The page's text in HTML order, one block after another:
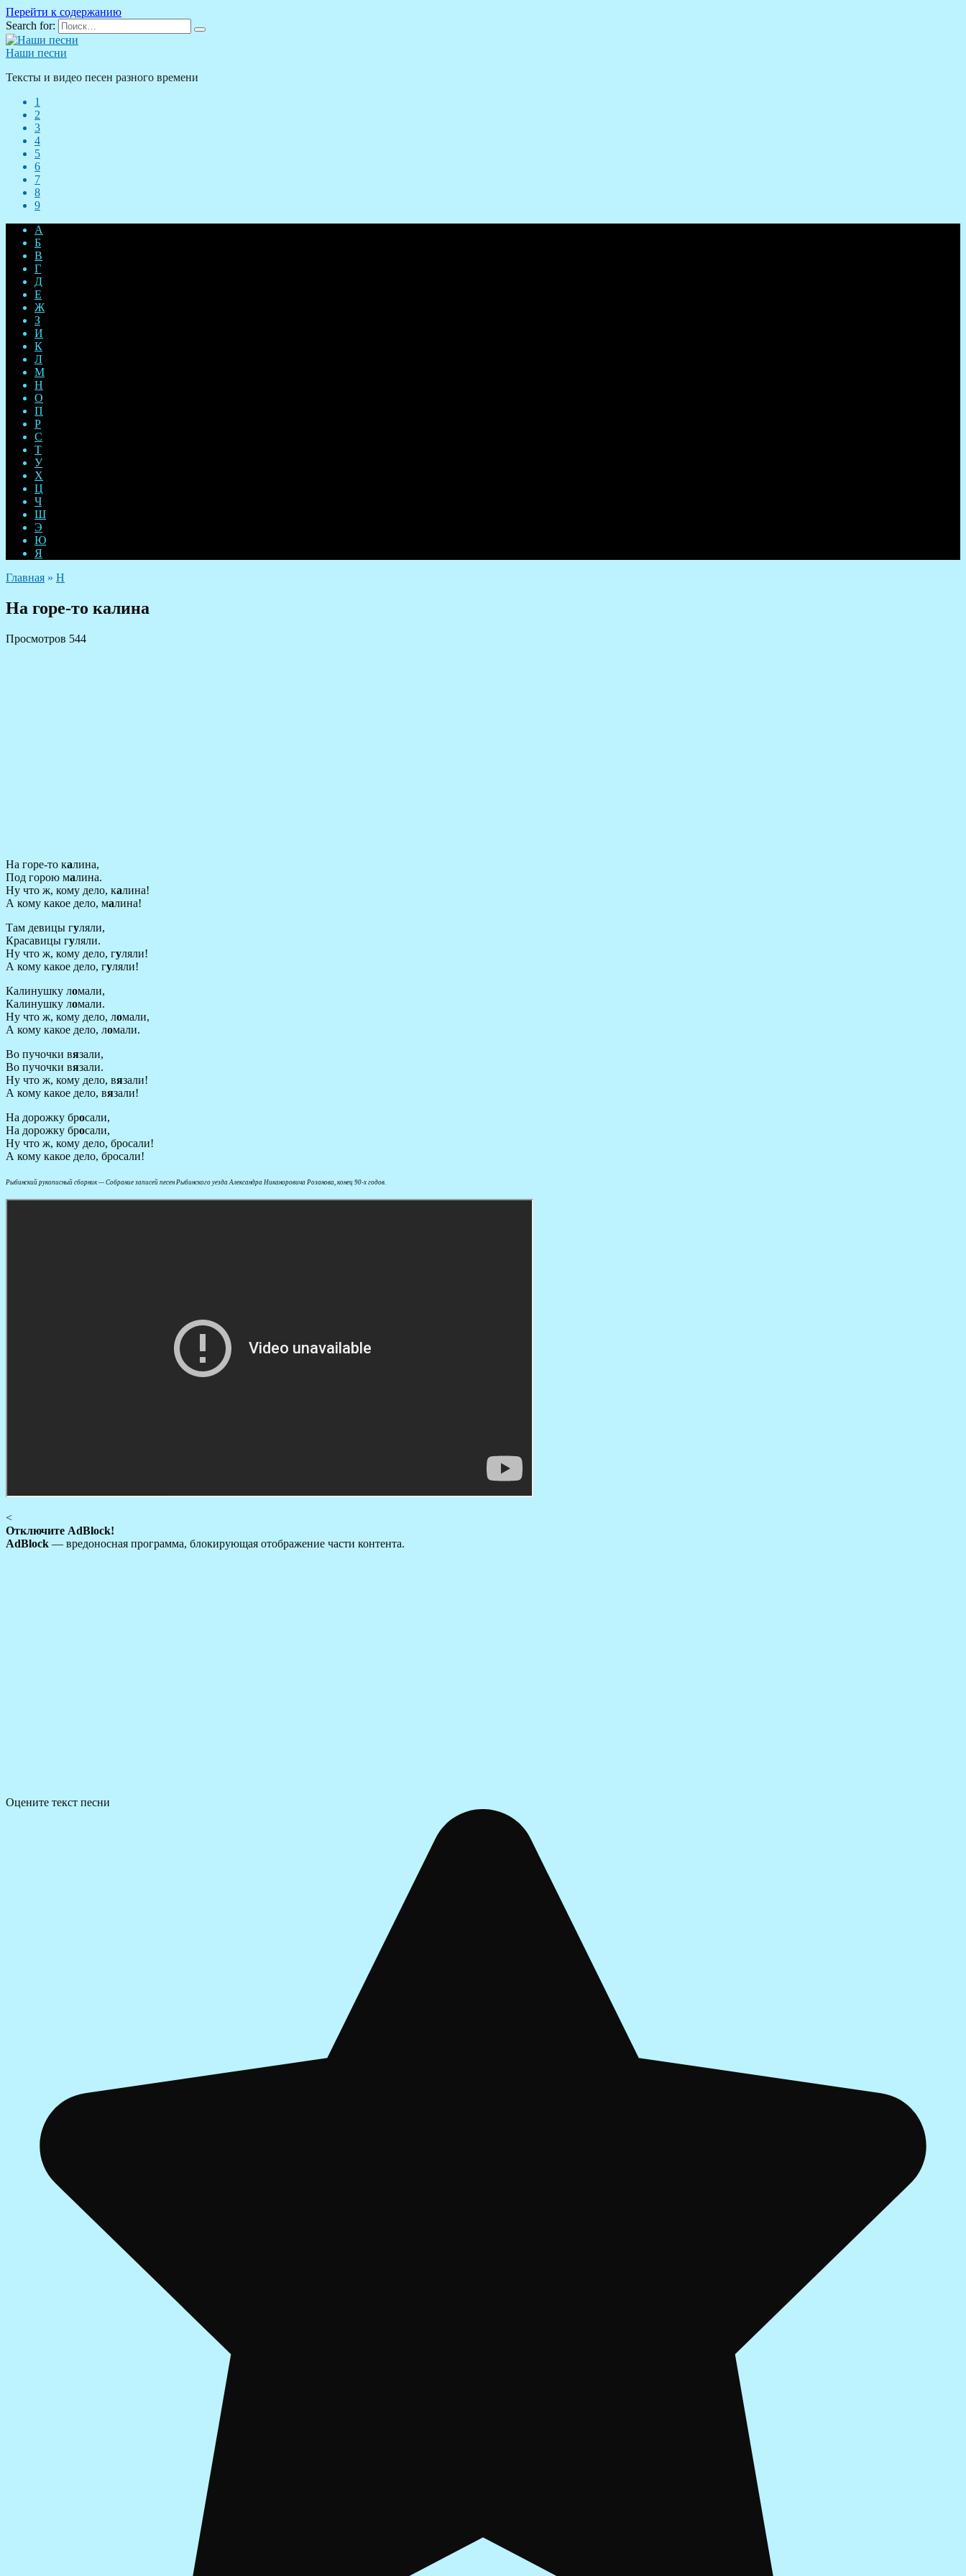
Перейти к содержанию
Search for:
Наши песни
Тексты и видео песен разного времени
1
2
3
4
5
6
7
8
9
А
Б
В
Г
Д
Е
Ж
З
И
К
Л
М
Н
О
П
Р
С
Т
У
Х
Ц
Ч
Ш
Э
Ю
Я
Главная » Н
На горе-то калина
Просмотров 544
На горе-то калина,
Под горою малина.
Ну что ж, кому дело, калина!
А кому какое дело, малина!
Там девицы гуляли,
Красавицы гуляли.
Ну что ж, кому дело, гуляли!
А кому какое дело, гуляли!
Калинушку ломали,
Калинушку ломали.
Ну что ж, кому дело, ломали,
А кому какое дело, ломали.
Во пучочки вязали,
Во пучочки вязали.
Ну что ж, кому дело, вязали!
А кому какое дело, вязали!
На дорожку бросали,
На дорожку бросали,
Ну что ж, кому дело, бросали!
А кому какое дело, бросали!
Рыбинский рукописный сборник — Собрание записей песен Рыбинского уезда Александра Никаноровича Розанова, конец 90-х годов.
<
Отключите AdBlock!
AdBlock — вредоносная программа, блокирующая отображение части контента.
Оцените текст песни